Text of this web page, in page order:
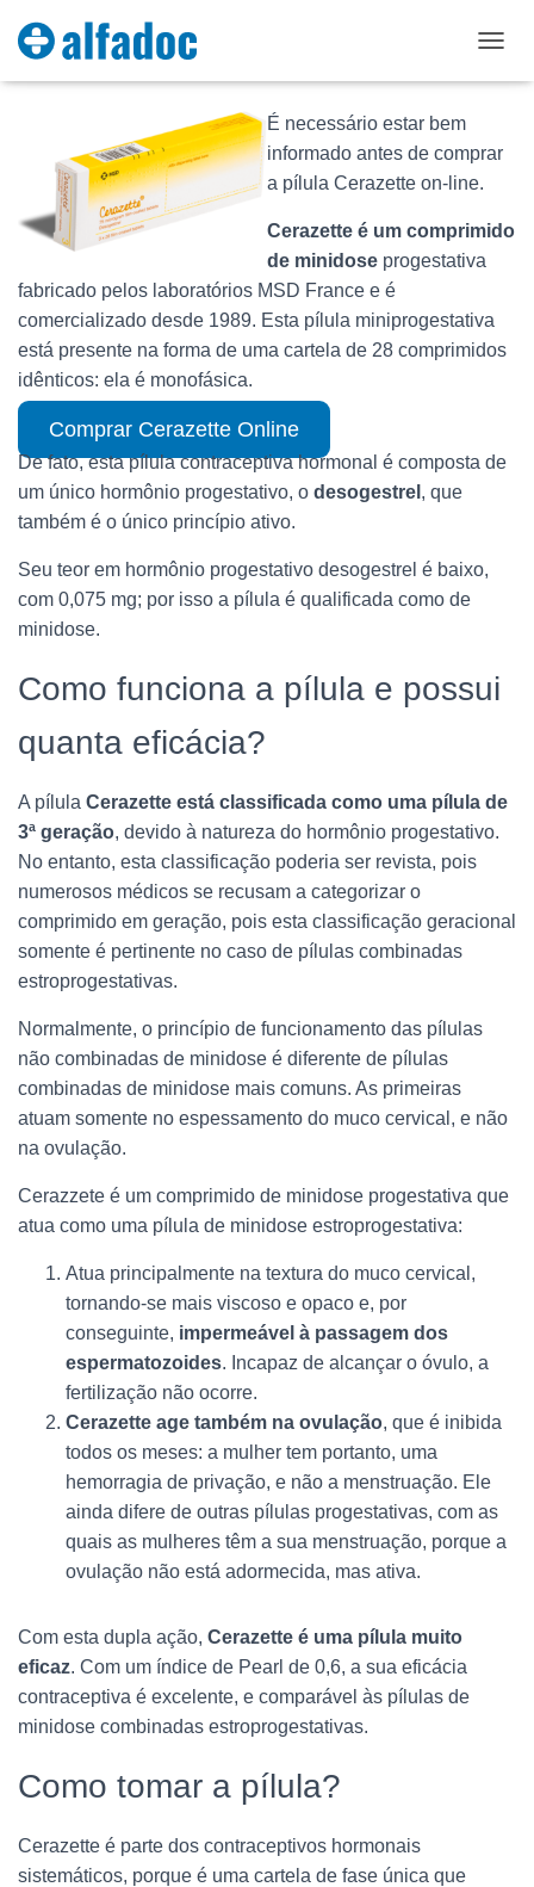
É
I
A
I
G
N
Cerazette
É necessário estar bem
informado antes de comprar
a pílula Cerazette on-line.
Cerazette é um comprimido
de minidose progestativa
fabricado pelos laboratórios MSD France e é
comercializado desde 1989. Esta pílula miniprogestativa
está presente na forma de uma cartela de 28 comprimidos
idênticos: ela é monofásica.
Comprar Cerazette Online
De fato, esta pílula contraceptiva hormonal é composta de
um único hormônio progestativo, o desogestrel , que
também é o único princípio ativo.
Seu teor em hormônio progestativo desogestrel é baixo,
com 0,075 mg; por isso a pílula é qualificada como de
minidose.
Como funciona a pílula e possui
quanta eficácia?
A pílula Cerazette está classificada como uma pílula de
3ª geração, devido à natureza do hormônio progestativo.
No entanto, esta classificação poderia ser revista, pois
numerosos médicos se recusam a categorizar o
comprimido em geração, pois esta classificação geracional
somente é pertinente no caso de pílulas combinadas
estroprogestativas.
Normalmente, o princípio de funcionamento das pílulas
não combinadas de minidose é diferente de pílulas
combinadas de minidose mais comuns. As primeiras
atuam somente no espessamento do muco cervical, e não
na ovulação.
Cerazzete é um comprimido de minidose progestativa que
atua como uma pílula de minidose estroprogestativa:
Atua principalmente na textura do muco cervical,
tornando-se mais viscoso e opaco e, por
conseguinte, impermeável à passagem dos
espermatozoides. Incapaz de alcançar o óvulo, a
fertilização não ocorre.
Cerazette age também na ovulação, que é inibida
todos os meses: a mulher tem portanto, uma
hemorragia de privação, e não a menstruação. Ele
ainda difere de outras pílulas progestativas, com as
quais as mulheres têm a sua menstruação, porque a
ovulação não está adormecida, mas ativa.
Com esta dupla ação, Cerazette é uma pílula muito
eficaz. Com um índice de Pearl de 0,6, a sua eficácia
contraceptiva é excelente, e comparável às pílulas de
minidose combinadas estroprogestativas.
Como tomar a pílula?
Cerazette é parte dos contraceptivos hormonais
sistemáticos, porque é uma cartela de fase única que